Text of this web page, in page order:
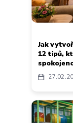
27 02
Jak
12 tipů,